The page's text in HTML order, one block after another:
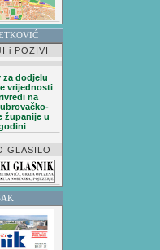
i POZIVI
za dodjelu
vrijednosti
na
županije u
GLASILO